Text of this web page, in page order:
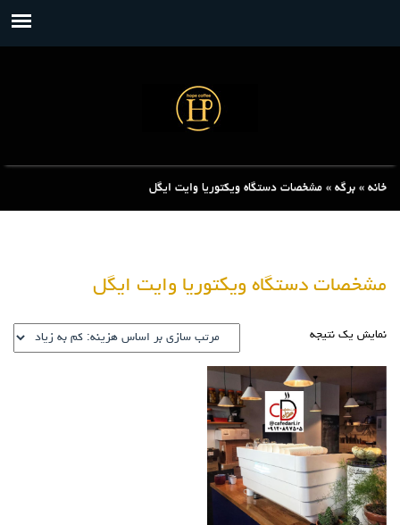
خانه » برگه » مشخصات دستگاه ویکتوریا وایت ایگل
مشخصات دستگاه ویکتوریا وایت ایگل
نمایش یک نتیجه